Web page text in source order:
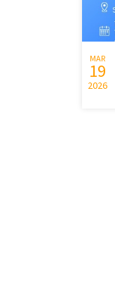
MAR
19
2026